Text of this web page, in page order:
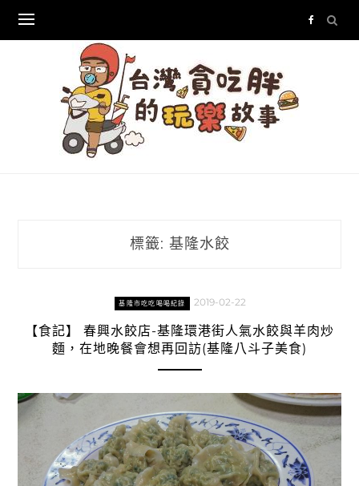
content
標籤: 基隆水餃
基隆市吃吃喝喝紀錄 2019-02-22
【食記】 春興水餃店-基隆環港街人氣水餃與羊肉炒
麵，在地晚餐會想再回訪(基隆八斗子美食)